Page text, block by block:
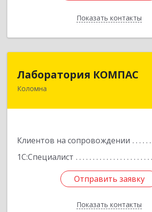
Показать контакты
Назад
Лаборатория КОМПАС
Коломна
Клиентов на сопровождении
1С:Специалист
Отправить заявку
Показать контакты
140415, Московская обл, Коломна
Отправить заявку
Назад